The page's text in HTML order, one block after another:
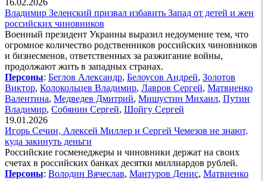
16.02.2026
Владимир Зеленский призвал избавить Запад от детей и жен
российских чиновников
Военный президент Украины выразил недоумение тем, что
огромное количество родственников российских чиновников
и бизнесменов, ответственных за разжигание войны,
продолжают жить в западных странах.
Персоны: Беглов Александр, Белоусов Андрей, Золотов
Виктор, Колокольцев Владимир, Лавров Сергей, Матвиенко
Валентина, Медведев Дмитрий, Мишустин Михаил, Путин
Владимир, Собянин Сергей, Шойгу Сергей
19.01.2026
Игорь Сечин, Алексей Миллер и Сергей Чемезов не знают,
куда закинуть деньги
Российские госменеджеры и чиновники держат на своих
счетах в российских банках десятки миллиардов рублей.
Персоны: Володин Вячеслав, Мантуров Денис, Матвиенко